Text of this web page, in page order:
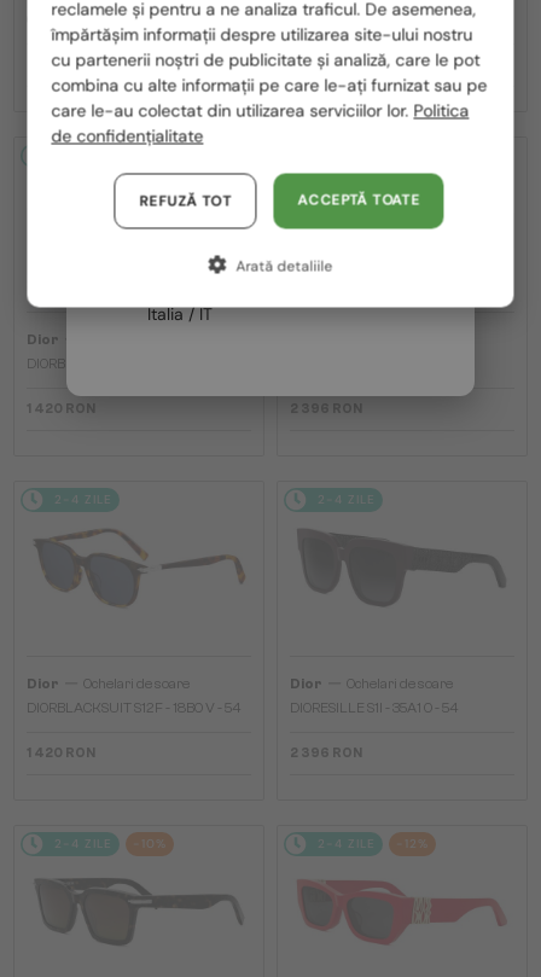
CDIOR S1F - 35A0 D - 56
2 195 RON
DIORB23 S4I - 64A0 V - 56
1 980 RON
Dior
DIORBLACKSUIT S12F - 10A0 V - 54
1 420 RON 2 396 RON
2-4 ZILE
Dior
Ochelari de soare
DIORBLACKSUIT S12F - 18B0 V - 54
1 420 RON
2-4 ZILE
Dior
Ochelari de soare
DIORESILLE S1I - 35A1 O - 54
2 396 RON
2-4 ZILE -10% 2-4 ZILE -12%
România / RO
Polska / PL
Magyarország / HU
United Arab Emirates / EN
Austria / AT
Germania / DE
Franța / FR
Italia / IT
reclamele și pentru a ne analiza traficul. De asemenea,
împărtășim informații despre utilizarea site-ului nostru
cu partenerii noștri de publicitate și analiză, care le pot
combina cu alte informații pe care le-ați furnizat sau pe
care le-au colectat din utilizarea serviciilor lor. Politica
de confidențialitate
ACCEPTĂ TOATE
REFUZĂ TOT
Arată detaliile